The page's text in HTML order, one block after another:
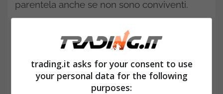
parentela anche se non sono conviventi.
Inoltre, possono fare domanda anche i
soggetti conviventi e legati da unione civile,
LEGGI ANCHE>>> Pensioni e contributi per
trading.it asks for your consent to use
your personal data for the following
purposes: